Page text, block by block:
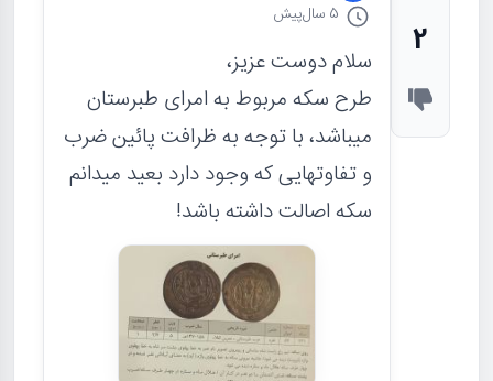
2
5 سال پیش
سلام دوست عزیز،
طرح سکه مربوط به امرای طبرستان
میباشد، با توجه به ظرافت پائین ضرب
و تفاوتهایی که وجود دارد بعید میدانم
سکه اصالت داشته باشد!